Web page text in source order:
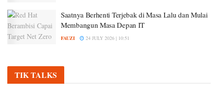
Saatnya Berhenti Terjebak di Masa Lalu dan Mulai
Membangun Masa Depan IT
FAUZI 24 JULY 2026 | 10:51
TIK TALKS